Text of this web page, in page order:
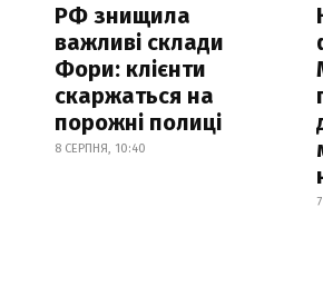
РФ знищила
важливі склади
Фори: клієнти
скаржаться на
порожні полиці
8 СЕРПНЯ, 10:40